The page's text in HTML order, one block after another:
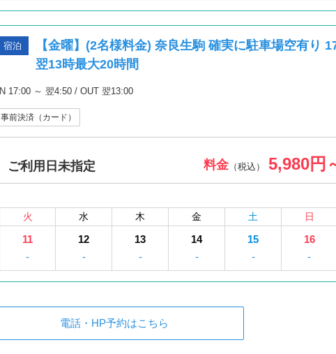
宿泊
【金曜】(2名様料金) 奈良生駒 確実に駐車場空有り
翌13時最大20時間
IN 17:00 ～ 翌4:50 / OUT 翌13:00
事前決済（カード）
ご利用日未指定 料金（税込） 5,980円
火 水 木 金 土 日
11
-
12
-
13
-
14
-
15
-
16
-
電話・HP予約はこちら